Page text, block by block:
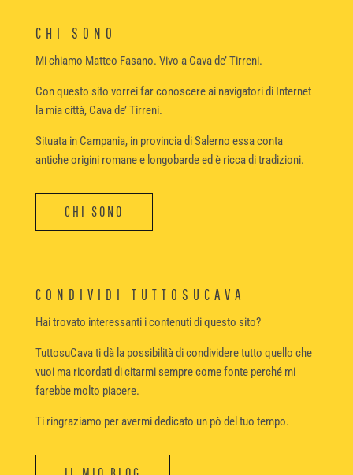
CHI SONO
Mi chiamo Matteo Fasano. Vivo a Cava de’ Tirreni.
Con questo sito vorrei far conoscere ai navigatori di Internet
la mia città, Cava de’ Tirreni.
Situata in Campania, in provincia di Salerno essa conta
antiche origini romane e longobarde ed è ricca di tradizioni.
CHI SONO
CONDIVIDI TUTTOSUCAVA
Hai trovato interessanti i contenuti di questo sito?
TuttosuCava ti dà la possibilità di condividere tutto quello che
vuoi ma ricordati di citarmi sempre come fonte perché mi
farebbe molto piacere.
Ti ringraziamo per avermi dedicato un pò del tuo tempo.